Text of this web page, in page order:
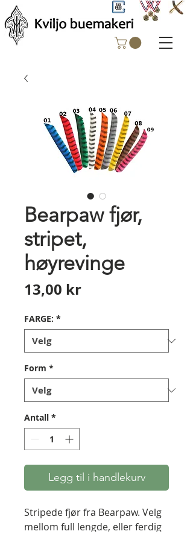
Bearpaw fjør,
stripet,
høyrevinge
13,00 krPris
FARGE: *
Form *
Antall *
Legg til i handlekurv
Stripede fjør fra Bearpaw. Velg
mellom full lengde, eller ferdig